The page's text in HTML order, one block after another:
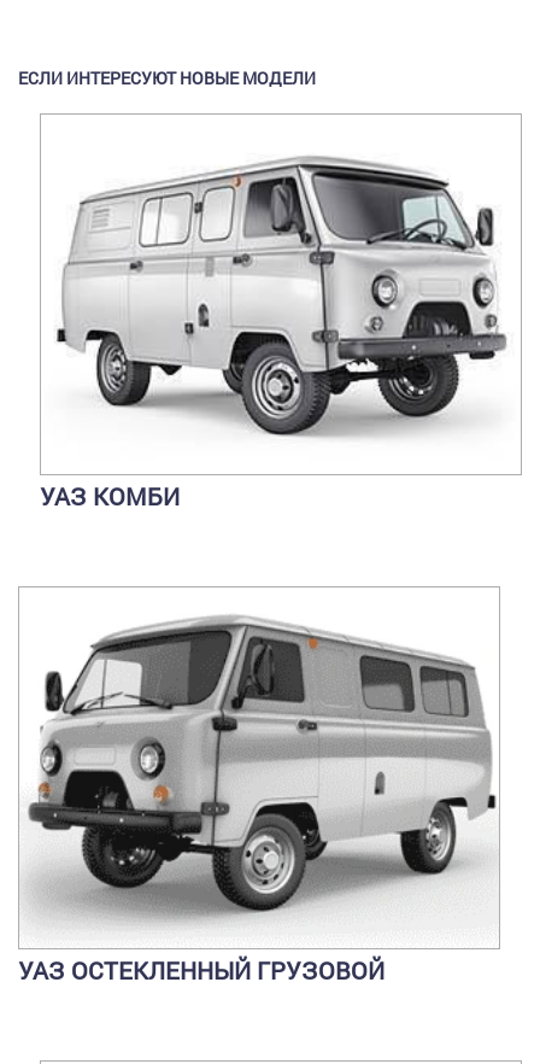
ЕСЛИ ИНТЕРЕСУЮТ НОВЫЕ МОДЕЛИ
УАЗ КОМБИ
УАЗ ОСТЕКЛЕННЫЙ ГРУЗОВОЙ